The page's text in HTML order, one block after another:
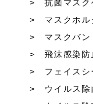
抗菌マスク
マスクホル
マスクバン
飛沫感染防
フェイスシ
ウイルス